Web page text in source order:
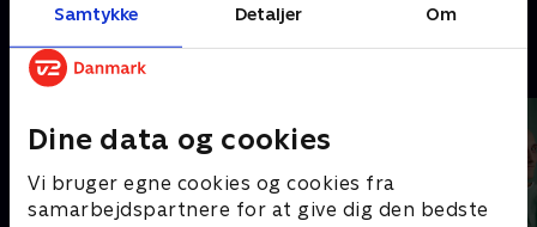
Samtykke Detaljer Om
Dine data og cookies
Vi bruger egne cookies og cookies fra
samarbejdspartnere for at give dig den bedste
Andre så også